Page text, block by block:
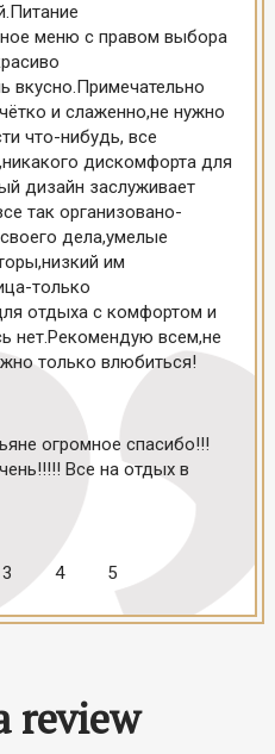
меню с правом выбора
вкусно.Примечательно
и слаженно,не нужно
что-нибудь, все
дискомфорта для
дизайн заслуживает
так организовано-
дела,умелые
им
только
отдыха с комфортом и
нет.Рекомендую всем,не
только влюбиться!
огромное спасибо!!!
Все на отдых в
3 4 5
review